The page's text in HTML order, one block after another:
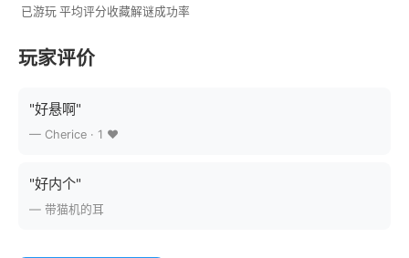
已游玩 平均评分收藏解谜成功率
玩家评价
"好悬啊"
— Cherice · 1 ❤️
"好内个"
— 带猫机的耳